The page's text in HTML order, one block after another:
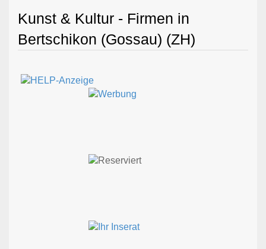
Kunst & Kultur - Firmen in
Bertschikon (Gossau) (ZH)